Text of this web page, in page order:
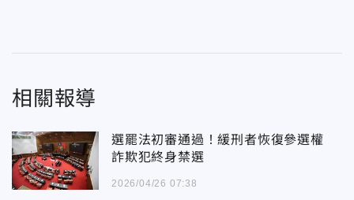
相關報導
選罷法初審通過！緩刑者恢復參選權
詐欺犯終身禁選
2026/04/26 07:38